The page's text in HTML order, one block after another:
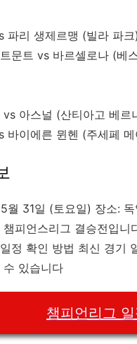
파리 생제르맹 (빌라 파
문트 vs 바르셀로나 (베
vs 아스널 (산티아고 베르
바이에른 뮌헨 (주세페
월 31일 (토요일)​ 장소:
챔피언스리그 결승전입니
정 확인 방법 최신 경기
수 있습니다
챔피언리그